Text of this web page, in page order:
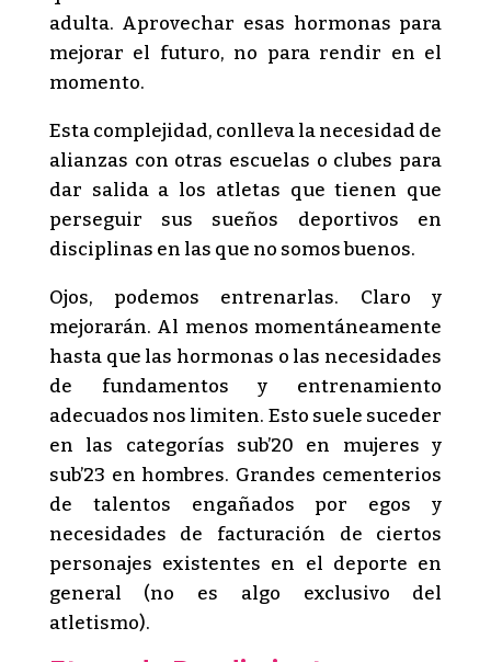
adulta. Aprovechar esas hormonas para
mejorar el futuro, no para rendir en el
momento.
Esta complejidad, conlleva la necesidad de
alianzas con otras escuelas o clubes para
dar salida a los atletas que tienen que
perseguir sus sueños deportivos en
disciplinas en las que no somos buenos.
Ojos, podemos entrenarlas. Claro y
mejorarán. Al menos momentáneamente
hasta que las hormonas o las necesidades
de fundamentos y entrenamiento
adecuados nos limiten. Esto suele suceder
en las categorías sub’20 en mujeres y
sub’23 en hombres. Grandes cementerios
de talentos engañados por egos y
necesidades de facturación de ciertos
personajes existentes en el deporte en
general (no es algo exclusivo del
atletismo).